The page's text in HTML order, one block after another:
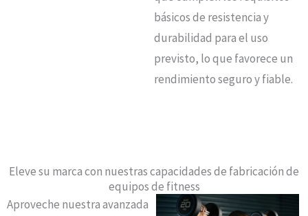
básicos de resistencia y
durabilidad para el uso
previsto, lo que favorece un
rendimiento seguro y fiable.
Eleve su marca con nuestras capacidades de fabricación de
equipos de fitness
Aproveche nuestra avanzada